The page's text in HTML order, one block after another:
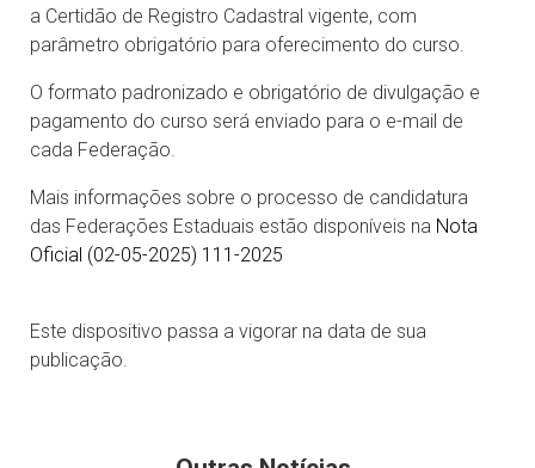
a Certidão de Registro Cadastral vigente, com
parâmetro obrigatório para oferecimento do curso.
O formato padronizado e obrigatório de divulgação e
pagamento do curso será enviado para o e-mail de
cada Federação.
Mais informações sobre o processo de candidatura
das Federações Estaduais estão disponíveis na Nota
Oficial (02-05-2025) 111-2025
Este dispositivo passa a vigorar na data de sua
publicação.